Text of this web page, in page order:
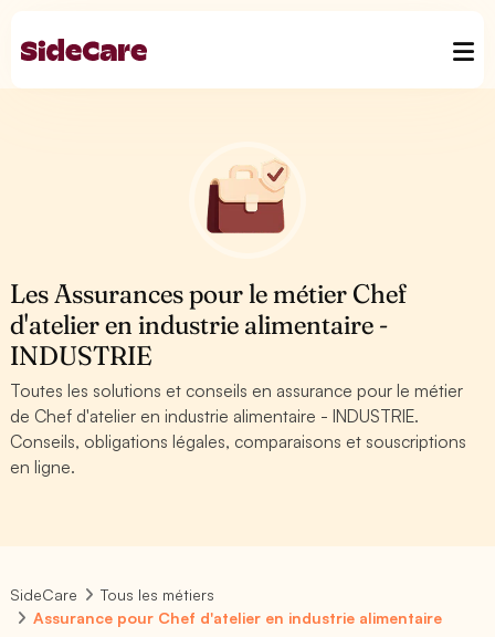
Les Assurances pour le métier Chef
d'atelier en industrie alimentaire -
INDUSTRIE
Toutes les solutions et conseils en assurance pour le métier
de Chef d'atelier en industrie alimentaire - INDUSTRIE.
Conseils, obligations légales, comparaisons et souscriptions
en ligne.
SideCare
Tous les métiers
Assurance pour Chef d'atelier en industrie alimentaire